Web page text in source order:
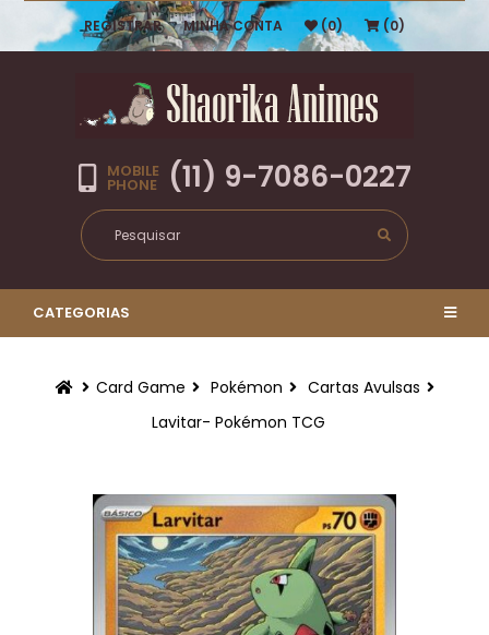
REGISTRAR MINHA CONTA (0) (0)
MOBILE
PHONE (11) 9-7086-0227
CATEGORIAS
Card Game Pokémon
Cartas Avulsas
Lavitar- Pokémon TCG